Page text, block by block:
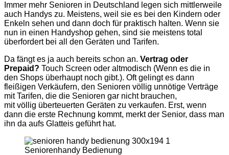
Immer mehr Senioren in Deutschland legen sich mittlerweile
auch Handys zu. Meistens, weil sie es bei den Kindern oder
Enkeln sehen und dann doch für praktisch halten. Wenn sie
nun in einen Handyshop gehen, sind sie meistens total
überfordert bei all den Geräten und Tarifen.
Da fängt es ja auch bereits schon an. Vertrag oder
Prepaid? Touch Screen oder altmodisch (Wenn es die in
den Shops überhaupt noch gibt.). Oft gelingt es dann
fleißigen Verkäufern, den Senioren völlig unnötige Verträge
mit Tarifen, die die Senioren gar nicht brauchen,
mit völlig überteuerten Geräten zu verkaufen. Erst, wenn
dann die erste Rechnung kommt, merkt der Senior, dass man
ihn da aufs Glatteis geführt hat.
Seniorenhandy Bedienung